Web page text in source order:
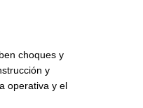
choques y
y
operativa y el